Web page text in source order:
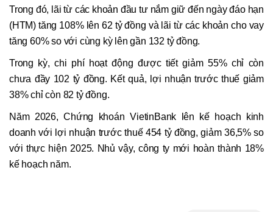
Trong đó, lãi từ các khoản đầu tư nắm giữ đến ngày đáo hạn
(HTM) tăng 108% lên 62 tỷ đồng và lãi từ các khoản cho vay
tăng 60% so với cùng kỳ lên gần 132 tỷ đồng.
Trong kỳ, chi phí hoạt động được tiết giảm 55% chỉ còn
chưa đầy 102 tỷ đồng. Kết quả, lợi nhuận trước thuế giảm
38% chỉ còn 82 tỷ đồng.
Năm 2026, Chứng khoán VietinBank lên kế hoạch kinh
doanh với lợi nhuận trước thuế 454 tỷ đồng, giảm 36,5% so
với thực hiện 2025. Nhủ vậy, công ty mới hoàn thành 18%
kế hoạch năm.